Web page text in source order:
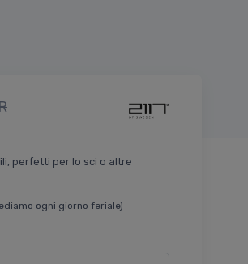
perfetti per lo sci o altre
ogni giorno feriale)